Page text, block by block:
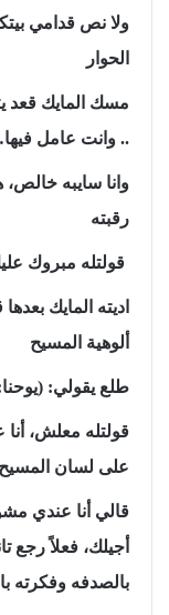
ولا نص قدامي
الحوار
مسك المايك قعد
.. وانت عامل
وانا سايبه
رقبته
قولتله مبروك
اديته المايك
ألوهية المسيح
طلع يقولي: (يوحنا: 10/
قولتله معلش، أنا
على لسان المسيح
قالي أنا عندي
بالصدفه وفكرته